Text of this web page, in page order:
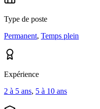
Type de poste
Permanent, Temps plein
Expérience
2 à 5 ans, 5 à 10 ans